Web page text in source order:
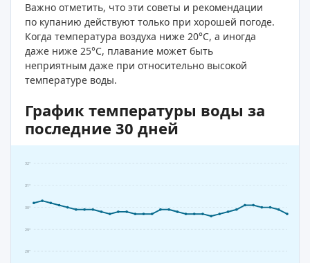
Важно отметить, что эти советы и рекомендации
по купанию действуют только при хорошей погоде.
Когда температура воздуха ниже 20°C, а иногда
даже ниже 25°C, плавание может быть
неприятным даже при относительно высокой
температуре воды.
График температуры воды за
последние 30 дней
28°
29°
30°
31°
32°